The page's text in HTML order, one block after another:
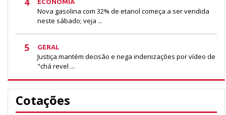
ECONOMIA
Nova gasolina com 32% de etanol começa a ser vendida
neste sábado; veja ...
5 GERAL
Justiça mantém decisão e nega indenizações por vídeo de
"chá revel ...
Cotações